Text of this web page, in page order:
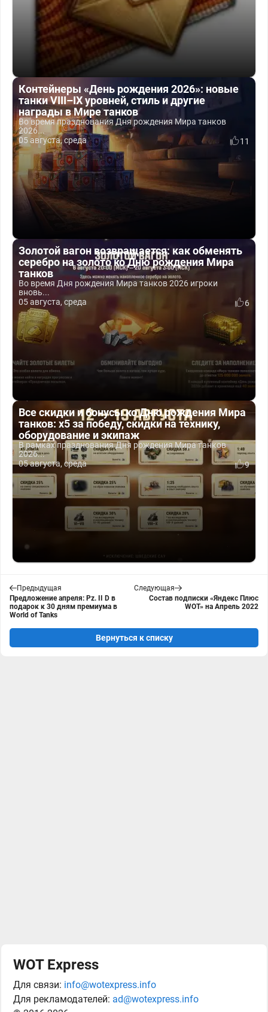
Контейнеры «День рождения 2026»: новые
танки VIII–IX уровней, стиль и другие
награды в Мире танков
Во время празднования Дня рождения Мира танков
2026...
05 августа, среда
11
Золотой вагон возвращается: как обменять
серебро на золото ко Дню рождения Мира
танков
Во время Дня рождения Мира танков 2026 игроки
вновь...
05 августа, среда
6
Все скидки и бонусы ко Дню рождения Мира
танков: x5 за победу, скидки на технику,
оборудование и экипаж
В рамках празднования Дня рождения Мира танков
2026...
05 августа, среда
9
Предыдущая
Предложение апреля: Pz. II D в
подарок к 30 дням премиума в
World of Tanks
Следующая
Состав подписки «Яндекс Плюс
WOT» на Апрель 2022
Вернуться к списку
WOT Express
Для связи: info@wotexpress.info
Для рекламодателей: ad@wotexpress.info